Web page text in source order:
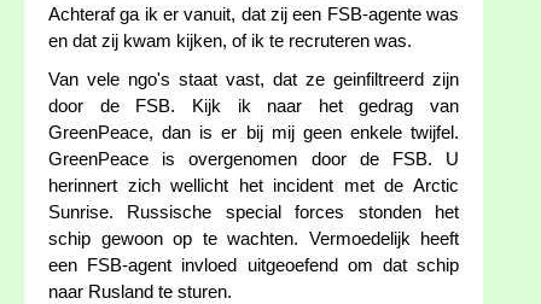
Achteraf ga ik er vanuit, dat zij een FSB-agente was
en dat zij kwam kijken, of ik te recruteren was.
Van vele ngo's staat vast, dat ze geinfiltreerd zijn
door de FSB. Kijk ik naar het gedrag van
GreenPeace, dan is er bij mij geen enkele twijfel.
GreenPeace is overgenomen door de FSB. U
herinnert zich wellicht het incident met de Arctic
Sunrise. Russische special forces stonden het
schip gewoon op te wachten. Vermoedelijk heeft
een FSB-agent invloed uitgeoefend om dat schip
naar Rusland te sturen.